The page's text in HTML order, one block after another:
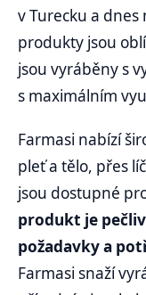
v Turecku a dnes
produkty jsou
jsou vyráběny s
s maximálním
Farmasi nabízí
pleť a tělo, přes
jsou dostupné
produkt je
požadavky a
Farmasi snaží